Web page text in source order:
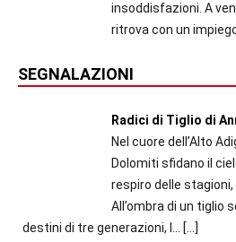
insoddisfazioni. A
ritrova con un
SEGNALAZIONI
Radici di Tiglio di
Nel cuore dell’Alto
Dolomiti sfidano il
respiro delle
All’ombra di un tiglio
destini di tre generazioni, l... […]